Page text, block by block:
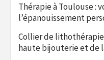
Thérapie à Toulouse :
l’épanouissement
Collier de
haute bijouterie et de